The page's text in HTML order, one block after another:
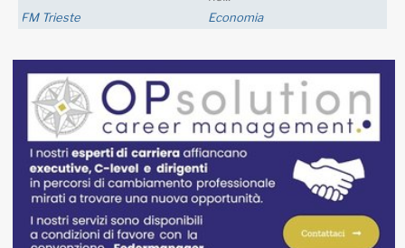
FM Trieste Economia